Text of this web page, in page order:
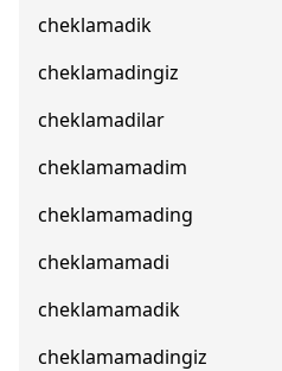
cheklamadik
cheklamadingiz
cheklamadilar
cheklamamadim
cheklamamading
cheklamamadi
cheklamamadik
cheklamamadingiz